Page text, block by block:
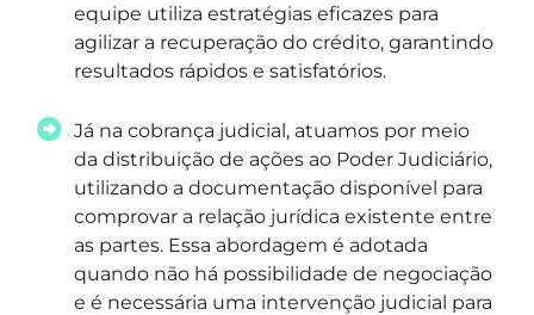
equipe utiliza estratégias eficazes para
agilizar a recuperação do crédito, garantindo
resultados rápidos e satisfatórios.
Já na cobrança judicial, atuamos por meio
da distribuição de ações ao Poder Judiciário,
utilizando a documentação disponível para
comprovar a relação jurídica existente entre
as partes. Essa abordagem é adotada
quando não há possibilidade de negociação
e é necessária uma intervenção judicial para